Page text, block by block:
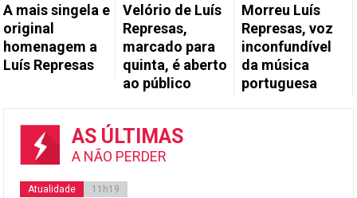
A mais singela e
original
homenagem a
Luís Represas
Velório de Luís
Represas,
marcado para
quinta, é aberto
ao público
Morreu Luís
Represas, voz
inconfundível
da música
portuguesa
AS ÚLTIMAS
A NÃO PERDER
Atualidade 11h19